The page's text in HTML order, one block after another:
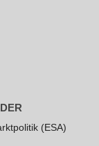
(ESA)